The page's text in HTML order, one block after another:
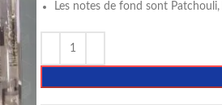
Les notes de fond sont